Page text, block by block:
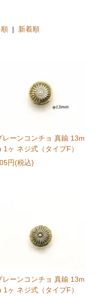
| 新着順
レーンコンチョ 真鍮 13m
1ヶ ネジ式（タイプF）
円(税込)
レーンコンチョ 真鍮 13m
1ヶ ネジ式（タイプF）